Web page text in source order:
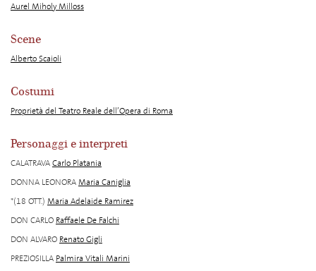
Aurel Miholy Milloss
Scene
Alberto Scaioli
Costumi
Proprietà del Teatro Reale dell’Opera di Roma
Personaggi e interpreti
CALATRAVACarlo Platania
DONNA LEONORAMaria Caniglia
*(18 OTT.) Maria Adelaide Ramirez
DON CARLO Raffaele De Falchi
DON ALVARO Renato Gigli
PREZIOSILLA Palmira Vitali Marini